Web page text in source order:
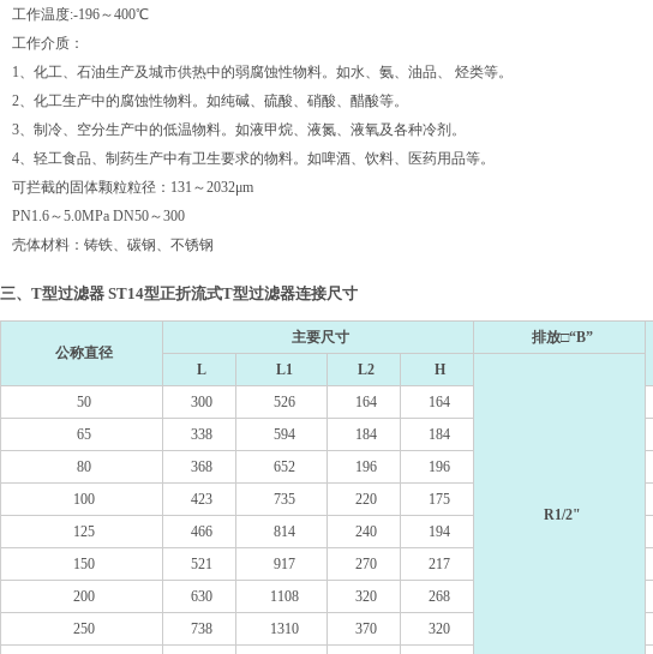
工作温度:-196～400℃
工作介质：
1、化工、石油生产及城市供热中的弱腐蚀性物料。如水、氨、油品、 烃类等。
2、化工生产中的腐蚀性物料。如纯碱、硫酸、硝酸、醋酸等。
3、制冷、空分生产中的低温物料。如液甲烷、液氮、液氧及各种冷剂。
4、轻工食品、制药生产中有卫生要求的物料。如啤酒、饮料、医药用品等。
可拦截的固体颗粒粒径：131～2032μm
PN1.6～5.0MPa DN50～300
壳体材料：铸铁、碳钢、不锈钢
三、T型过滤器 ST14型正折流式T型过滤器连接尺寸
公称直径
主要尺寸
排放□“B”
L
L1 L2 H
R1/2"
50 300 526 164 164
65
338 594 184 184
80
368 652 196 196
100
423 735 220 175
125
466 814 240 194
150
521 917 270 217
200
630 1108 320 268
250
738 1310 370 320